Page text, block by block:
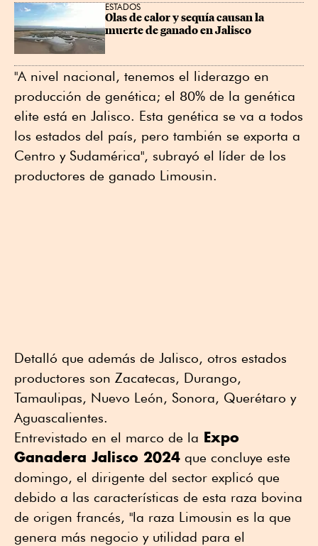
ESTADOS
Olas de calor y sequía causan la
muerte de ganado en Jalisco
"A nivel nacional, tenemos el liderazgo en
producción de genética; el 80% de la genética
elite está en Jalisco. Esta genética se va a todos
los estados del país, pero también se exporta a
Centro y Sudamérica", subrayó el líder de los
productores de ganado Limousin.
Detalló que además de Jalisco, otros estados
productores son Zacatecas, Durango,
Tamaulipas, Nuevo León, Sonora, Querétaro y
Aguascalientes.
Entrevistado en el marco de la Expo
Ganadera Jalisco 2024 que concluye este
domingo, el dirigente del sector explicó que
debido a las características de esta raza bovina
de origen francés, "la raza Limousin es la que
genera más negocio y utilidad para el